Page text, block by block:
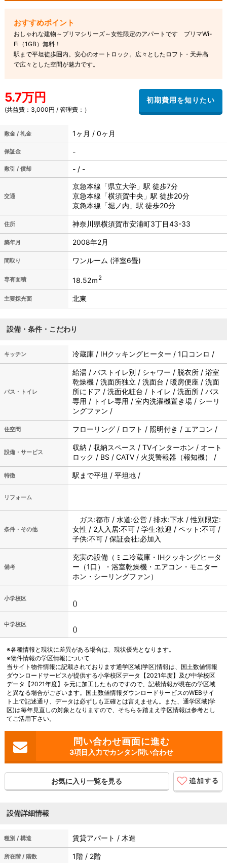
おしゃれな建物～プリマシリーズ～女性限定のアパートです プリマWi-
Fi（1GB）無料！
駅まで平坦徒歩圏内。安心のオートロック。広々としたロフト・天井高
で広々とした空間が魅力です。
5.7万円
(共益費：3,000円 / 管理費：）
敷金 / 礼金 1ヶ月 / 0ヶ月
保証金 -
敷引 / 償却 - / -
交通
京急本線「県立大学」駅 徒歩7分
京急本線「横須賀中央」駅 徒歩20分
京急本線「堀ノ内」駅 徒歩20分
住所 神奈川県横須賀市安浦町3丁目43-33
築年月 2008年2月
間取り ワンルーム (洋室6畳)
専有面積 18.52ｍ2
主要採光面 北東
設備・条件・こだわり
キッチン 冷蔵庫 / IHクッキングヒーター / 1口コンロ /
バス・トイレ
給湯 / バストイレ別 / シャワー / 脱衣所 / 浴室
乾燥機 / 洗面所独立 / 洗面台 / 暖房便座 / 洗面
所にドア / 洗面化粧台 / トイレ / 洗面所 / バス
専用 / トイレ専用 / 室内洗濯機置き場 / シーリ
ングファン /
住空間 フローリング / ロフト / 照明付き / エアコン /
設備・サービス
収納 / 収納スペース / TVインターホン / オート
ロック / BS / CATV / 火災警報器（報知機） /
特徴 駅まで平坦 / 平坦地 /
リフォーム
条件・その他
ガス:都市 / 水道:公営 / 排水:下水 / 性別限定:
女性 / 2人入居:不可 / 学生:歓迎 / ペット:不可 /
子供:不可 / 保証会社:必加入
備考
充実の設備（ミニ冷蔵庫・IHクッキングヒータ
ー（1口）・浴室乾燥機・エアコン・モニター
ホン・シーリングファン）
小学校区
()
中学校区
()
※各種情報と現状に差異がある場合は、現状優先となります。
※物件情報の学区情報について
当サイト物件情報に記載されております通学区域(学区)情報は、国土数値情報
ダウンロードサービスが提供する小学校区データ【2021年度】及び中学校区
データ【2021年度】を元に加工したものですので、記載情報が現在の学区域
と異なる場合がございます。国土数値情報ダウンロードサービスのWEBサイ
ト上で記述通り、データは必ずしも正確とは言えません。また、通学区域(学
区)は毎年見直しの対象となりますので、そちらを踏まえ学区情報は参考とし
てご活用下さい。
3項目入力でカンタン問い合わせ
お気に入り一覧を見る
設備詳細情報
種別 / 構造 賃貸アパート / 木造
所在階 / 階数 1階 / 2階